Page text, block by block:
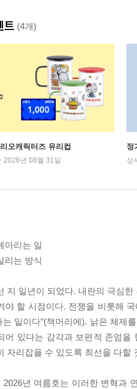
트 (4개)
오캐릭터즈 유리컵
2026년 08월 31일
정
상
아리는 일
리는 방식
지 일년이 되었다. 내란의 극심
야 할 시점이다. 전쟁을 비롯해
일이다”(책머리에). 낡은 체제
어 있다는 감각과 보편적 존엄
자리잡을 수 있도록 최선을 다할
2026년 여름호는 이러한 변혁과